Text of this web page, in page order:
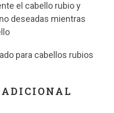
el cabello rubio y
deseadas mientras
para cabellos rubios